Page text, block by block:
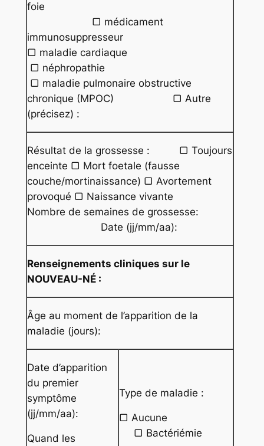
foie
▢ médicament
immunosuppresseur
▢ maladie cardiaque
▢ néphropathie
▢ maladie pulmonaire obstructive
chronique (MPOC) ▢ Autre
(précisez) :
Résultat de la grossesse : ▢ Toujours
enceinte ▢ Mort foetale (fausse
couche/mortinaissance) ▢ Avortement
provoqué ▢ Naissance vivante
Nombre de semaines de grossesse:
Date (jj/mm/aa):
Renseignements cliniques sur le
NOUVEAU-NÉ :
Âge au moment de l’apparition de la
maladie (jours):
Date d’apparition
du premier
symptôme
(jj/mm/aa):
Quand les
Type de maladie :
▢ Aucune
▢ Bactériémie